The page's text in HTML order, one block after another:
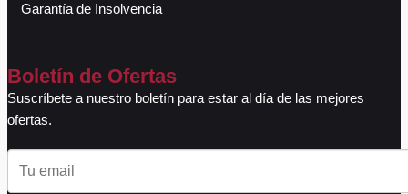
Garantía de Insolvencia
Boletín de Ofertas
Suscríbete a nuestro boletín para estar al día de las mejores
ofertas.